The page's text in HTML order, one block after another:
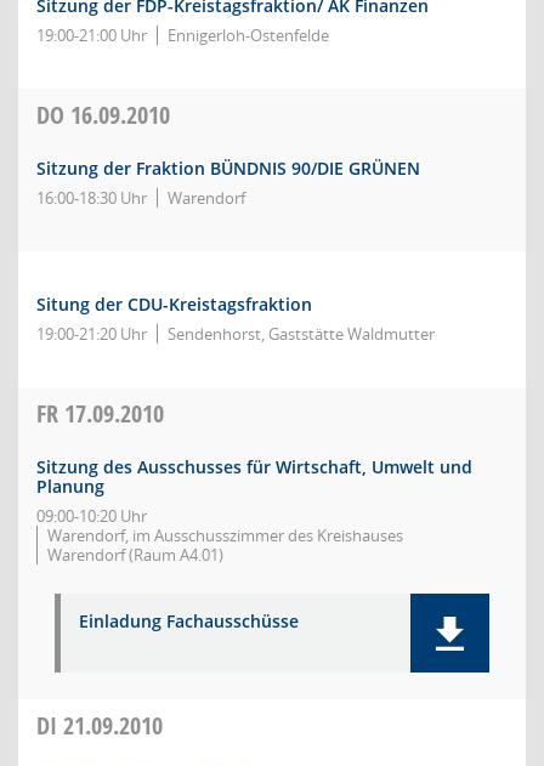
Sitzung der FDP-Kreistagsfraktion/ AK Finanzen
19:00-21:00 Uhr Ennigerloh-Ostenfelde
DO 16.09.2010
Sitzung der Fraktion BÜNDNIS 90/DIE GRÜNEN
16:00-18:30 Uhr Warendorf
Situng der CDU-Kreistagsfraktion
19:00-21:20 Uhr Sendenhorst, Gaststätte Waldmutter
FR 17.09.2010
Sitzung des Ausschusses für Wirtschaft, Umwelt und
Planung
09:00-10:20 Uhr
Warendorf, im Ausschusszimmer des Kreishauses
Warendorf (Raum A4.01)
Einladung Fachausschüsse
DI 21.09.2010